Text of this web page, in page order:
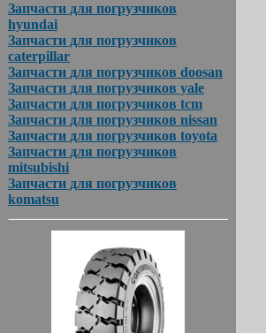
Запчасти для погрузчиков
hyundai
Запчасти для погрузчиков
caterpillar
Запчасти для погрузчиков doosan
Запчасти для погрузчиков yale
Запчасти для погрузчиков tcm
Запчасти для погрузчиков nissan
Запчасти для погрузчиков toyota
Запчасти для погрузчиков
mitsubishi
Запчасти для погрузчиков
komatsu